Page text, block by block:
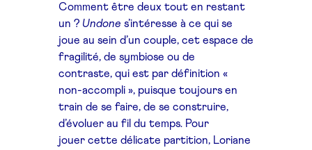
Comment être deux tout en restant
un ? Undone s’intéresse à ce qui se
joue au sein d’un couple, cet espace de
fragilité, de symbiose ou de
contraste, qui est par définition «
non-accompli », puisque toujours en
train de se faire, de se construire,
d’évoluer au fil du temps. Pour
jouer cette délicate partition, Loriane